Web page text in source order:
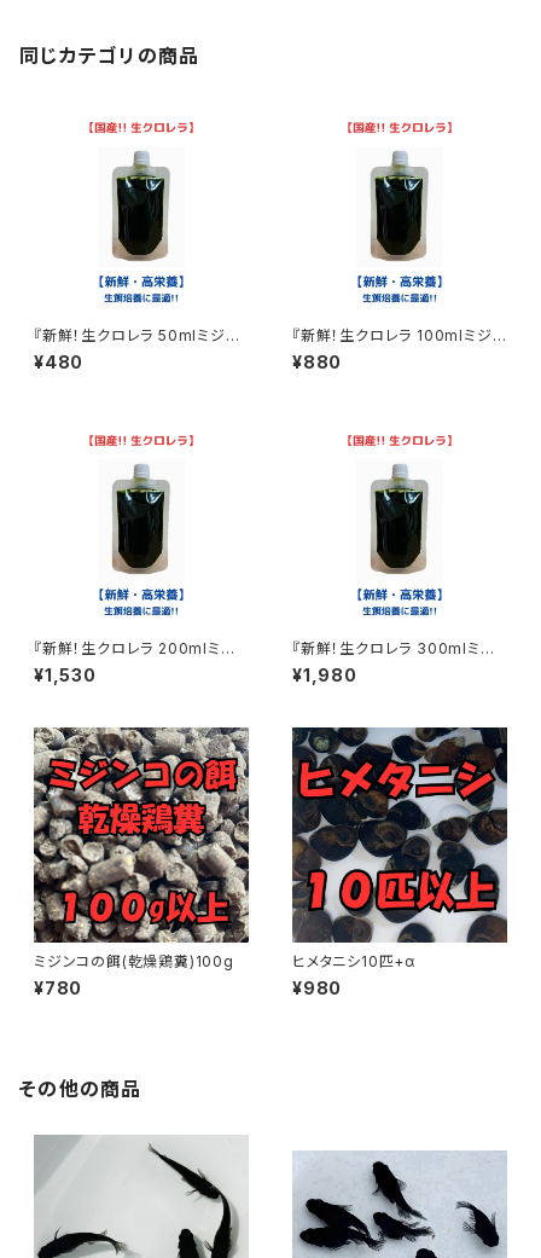
同じカテゴリの商品
『新鮮！生クロレラ 50mlミジン
コ めだか 金魚 ワムシ ゾウリム
シ 生餌』
¥480
『新鮮！生クロレラ 100mlミジン
コ めだか 金魚 ワムシ ゾウリム
シ 生餌』
¥880
『新鮮！生クロレラ 200mlミジ
ンコ めだか 金魚 ワムシ ゾウリ
ムシ 生餌』
¥1,530
『新鮮！生クロレラ 300mlミジ
ンコ めだか 金魚 ワムシ ゾウリ
ムシ 生餌』
¥1,980
ミジンコの餌(乾燥鶏糞)100g
¥780
ヒメタニシ10匹+α
¥980
その他の商品